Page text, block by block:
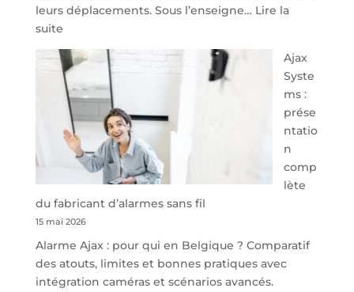
leurs déplacements. Sous l’enseigne… Lire la
suite:
40
minutes
de
Namur,
Steveny
Park
redessine
de
parking
sécurisé
à
l’aéroport
Ajax
Syste
ms :
prése
ntatio
n
comp
lète
du fabricant d’alarmes sans fil
15 mai 2026
Alarme Ajax : pour qui en Belgique ? Comparatif
des atouts, limites et bonnes pratiques avec
intégration caméras et scénarios avancés.